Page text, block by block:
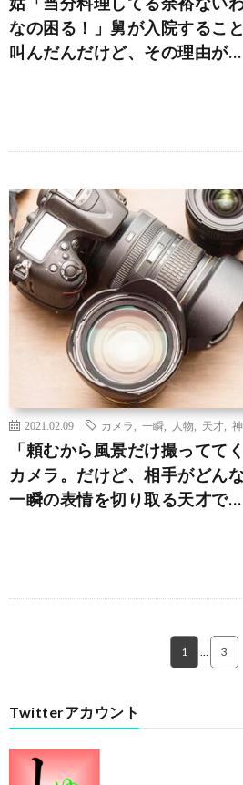
なの困る！」舅が入院するこ
叫んだんだけど、その理由が…
2021.02.09 カメラ 一瞬 人物 天才
「頼むから風景だけ撮ってて
カメラ。だけど、相手がどん
一瞬の表情を切り取る天才で…
1 … 3
Twitterアカウント